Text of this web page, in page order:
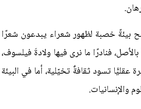
بيئةً خصبة لظهور شعراء يبدعون شعرًا
وإن كانت بيئةُ الثقافة شعريةً بالأصل، فنادرًا ما نرى فيها ولادةَ فيلسوف،
عقليًّا تسود ثقافةٌ تخيّلية، أما في البيئة
والإنسانيات.